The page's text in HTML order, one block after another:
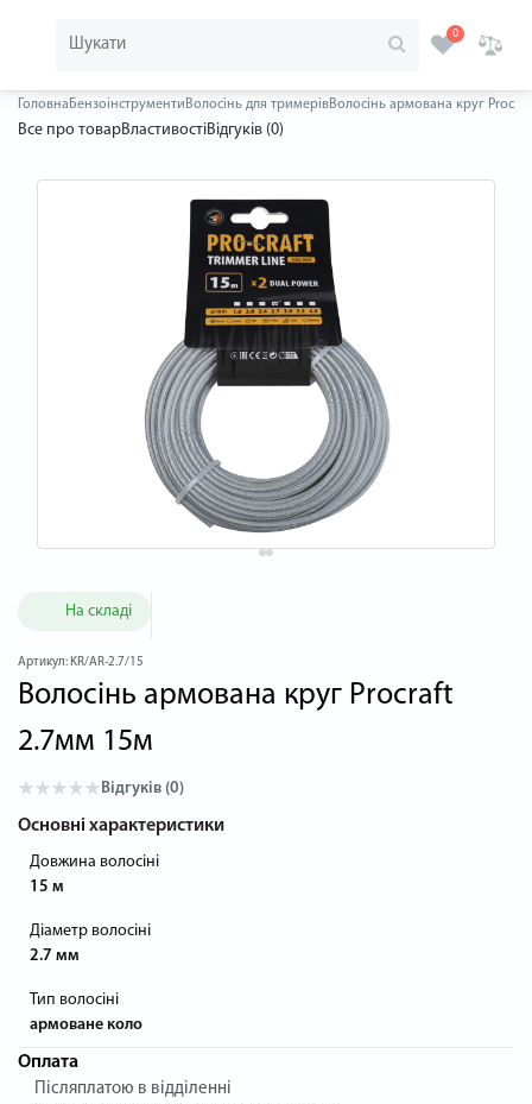
0
Головна Бензоінструменти Волосінь для тримерівВолосінь армована круг
Все про товарВластивостіВідгуків (0)
На складі
Артикул: KR/AR-2.7/15
Волосінь армована круг Procraft
2.7мм 15м
Відгуків (0)
Основні характеристики
Довжина волосіні
15 м
Діаметр волосіні
2.7 мм
Тип волосіні
армоване коло
Оплата
Післяплатою в відділенні